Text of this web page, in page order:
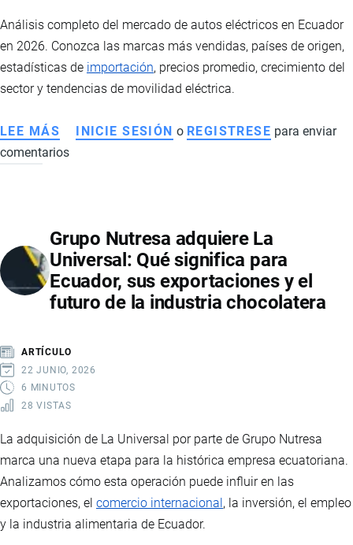
Análisis completo del mercado de autos eléctricos en Ecuador
en 2026. Conozca las marcas más vendidas, países de origen,
estadísticas de importación, precios promedio, crecimiento del
sector y tendencias de movilidad eléctrica.
LEE MÁS SOBRE
AUTOS
EL
MERCADO
VIVE
UN
IMPULSADO
POR
MARCAS
TENDENCIAS
INICIE SESIÓN o REGISTRESE para enviar
comentarios
Grupo Nutresa adquiere La
Universal: Qué significa para
Ecuador, sus exportaciones y el
futuro de la industria chocolatera
ARTÍCULO
22 JUNIO, 2026
6 MINUTOS
28 VISTAS
La adquisición de La Universal por parte de Grupo Nutresa
marca una nueva etapa para la histórica empresa ecuatoriana.
Analizamos cómo esta operación puede influir en las
exportaciones, el comercio internacional, la inversión, el empleo
y la industria alimentaria de Ecuador.